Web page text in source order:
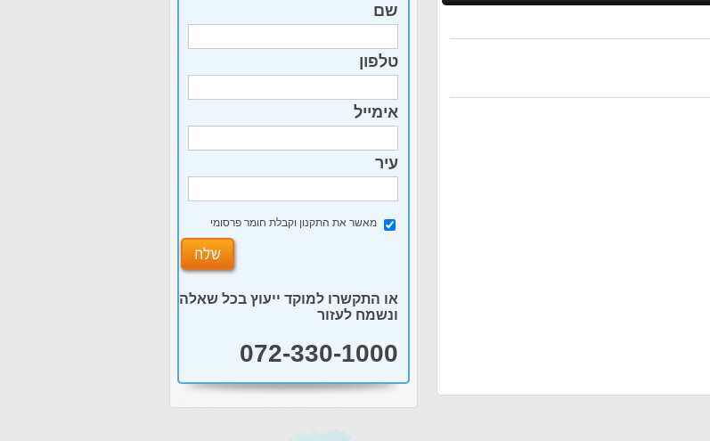
שם
טלפון
אימייל
עיר
מאשר את התקנון וקבלת חומר פרסומי
או התקשרו למוקד ייעוץ בכל שאלה
ונשמח לעזור
072-330-1000